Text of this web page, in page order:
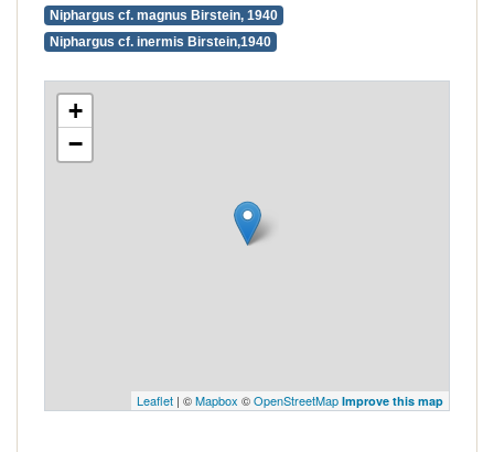
Niphargus cf. magnus Birstein, 1940
Niphargus cf. inermis Birstein,1940
+
−
Leaflet | ©Mapbox ©OpenStreetMap Improve this map